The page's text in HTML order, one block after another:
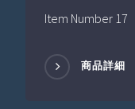
Item Number 17
商品詳細